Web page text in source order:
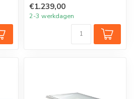
m...
€1.239,00
2-3 werkdagen